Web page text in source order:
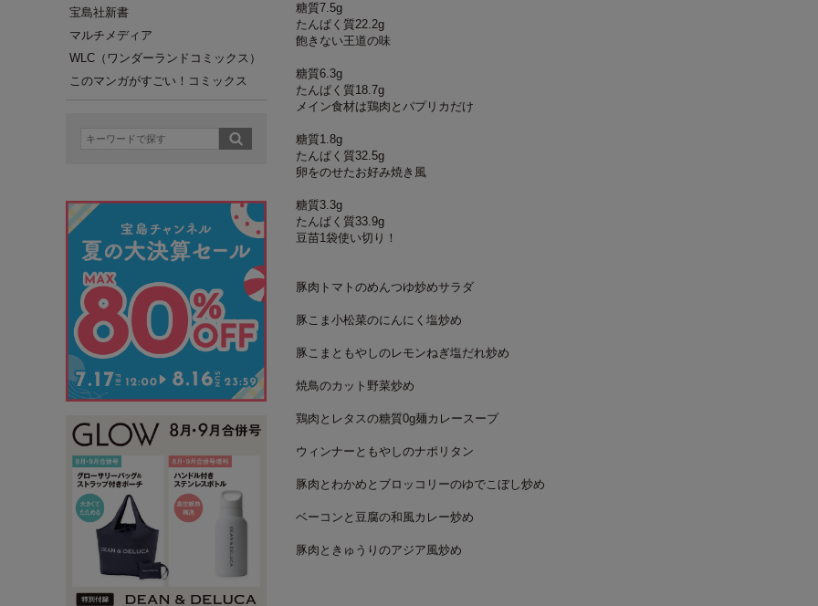
宝島社新書
マルチメディア
WLC（ワンダーランドコミックス）
このマンガがすごい！コミックス
糖質7.5g
たんぱく質22.2g
飽きない王道の味
糖質6.3g
たんぱく質18.7g
メイン食材は鶏肉とパプリカだけ
糖質1.8g
たんぱく質32.5g
卵をのせたお好み焼き風
糖質3.3g
たんぱく質33.9g
豆苗1袋使い切り！
豚肉トマトのめんつゆ炒めサラダ
豚こま小松菜のにんにく塩炒め
豚こまともやしのレモンねぎ塩だれ炒め
焼鳥のカット野菜炒め
鶏肉とレタスの糖質0g麺カレースープ
ウィンナーともやしのナポリタン
豚肉とわかめとブロッコリーのゆでこぼし炒め
ベーコンと豆腐の和風カレー炒め
豚肉ときゅうりのアジア風炒め